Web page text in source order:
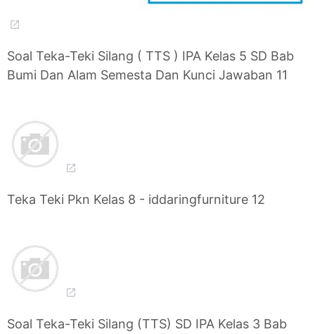
Soal Teka-Teki Silang ( TTS ) IPA Kelas 5 SD Bab
Bumi Dan Alam Semesta Dan Kunci Jawaban 11
Teka Teki Pkn Kelas 8 - iddaringfurniture 12
Soal Teka-Teki Silang (TTS) SD IPA Kelas 3 Bab